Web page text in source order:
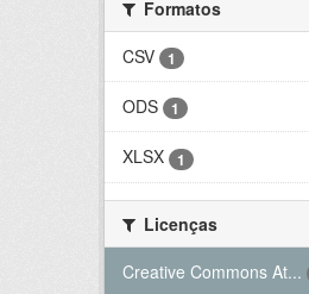
Formatos
CSV
1
ODS 1
XLSX 1
Licenças
Creative Commons At...